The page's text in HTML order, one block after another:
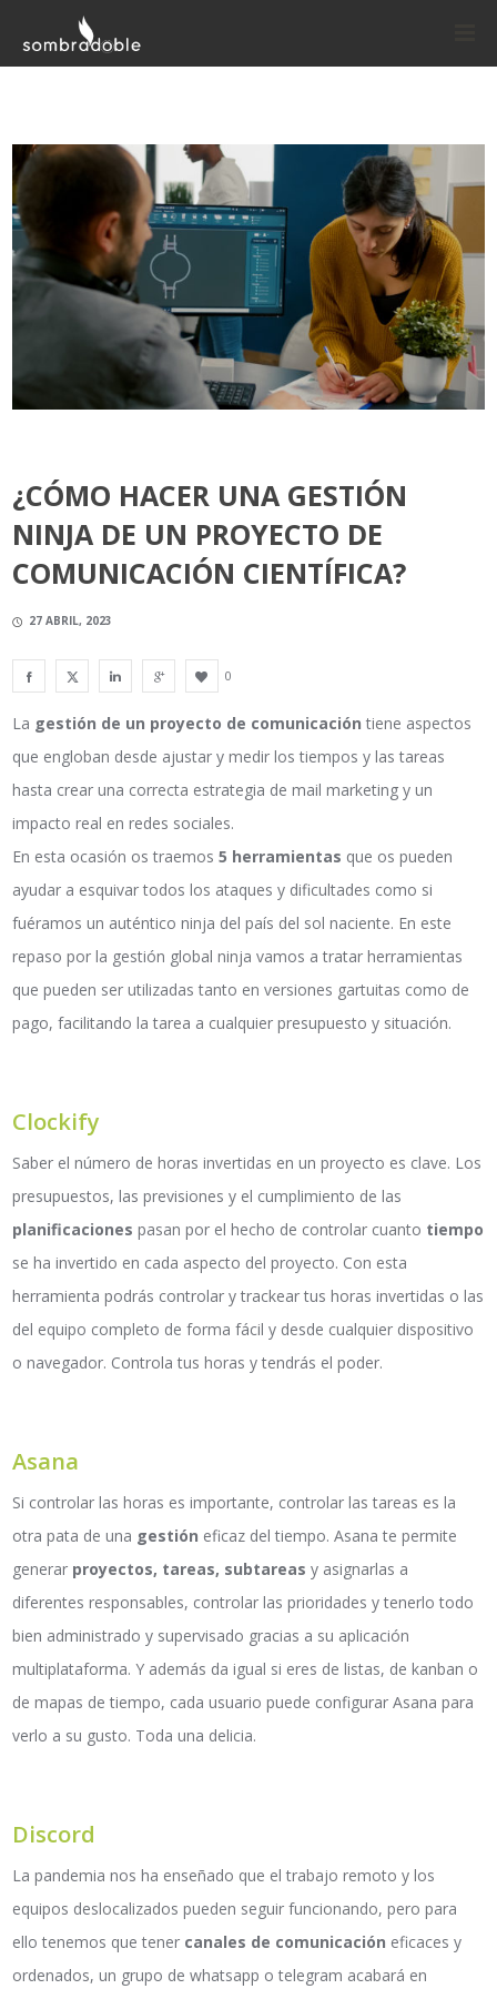
¿CÓMO HACER UNA GESTIÓN
NINJA DE UN PROYECTO DE
COMUNICACIÓN CIENTÍFICA?
27 ABRIL, 2023
0
La gestión de un proyecto de comunicación tiene aspectos
que engloban desde ajustar y medir los tiempos y las tareas
hasta crear una correcta estrategia de mail marketing y un
impacto real en redes sociales.
En esta ocasión os traemos5 herramientas que os pueden
ayudar a esquivar todoslos ataques y dificultades como si
fuéramos un auténtico ninja del país del sol naciente. En este
repaso por la gestión global ninja vamos a tratar herramientas
que pueden ser utilizadas tanto en versiones gartuitas como de
pago, facilitando la tarea a cualquier presupuesto y situación.
Clockify
Saber el número de horas invertidas en un proyecto es clave. Los
presupuestos, las previsiones y el cumplimiento de las
planificaciones pasan por el hecho de controlar cuanto tiempo
se ha invertido en cada aspecto del proyecto. Con esta
herramienta podrás controlar y trackear tus horas invertidas o las
del equipo completo de forma fácil y desde cualquier dispositivo
o navegador. Controla tus horas y tendrás el poder.
Asana
Si controlar las horas es importante, controlar las tareas es la
otra pata de una gestión eficaz del tiempo. Asana te permite
generar proyectos, tareas, subtareas y asignarlas a
diferentes responsables, controlar las prioridades y tenerlo todo
bien administrado y supervisado gracias a su aplicación
multiplataforma. Y además da igual si eres de listas, de kanban o
de mapas de tiempo, cada usuario puede configurarAsana para
verlo a su gusto. Toda una delicia.
Discord
La pandemia nos ha enseñado que el trabajo remoto y los
equipos deslocalizados pueden seguir funcionando, pero para
ello tenemos que tener canales de comunicación eficaces y
ordenados, un grupo de whatsapp o telegram acabará en